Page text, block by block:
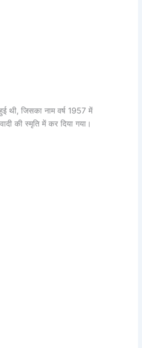
थी, जिसका नाम वर्ष 1957 में
की स्मृति में कर दिया गया।